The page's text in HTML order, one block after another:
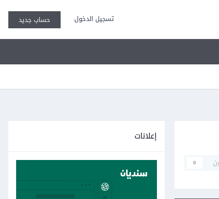
تسجيل الدخول حساب جديد
0
إعلانات